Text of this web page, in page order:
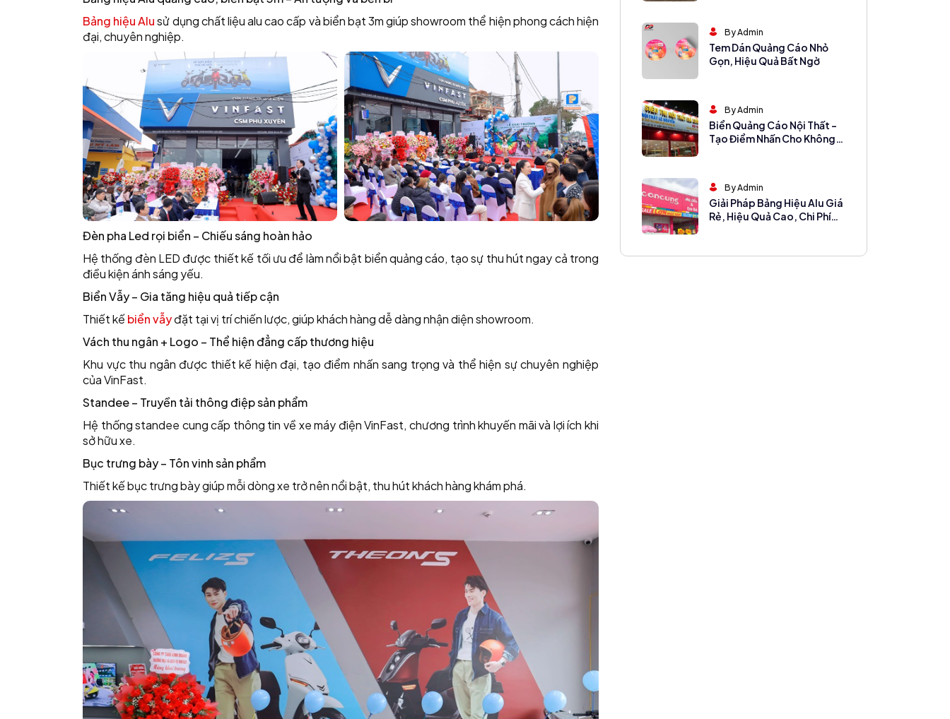
Bảng hiệu Alusử dụng chất liệu alu cao cấp và biển bạt 3m giúp showroom thể hiện phong cách hiện
đại, chuyên nghiệp.
Đèn pha Led rọi biển – Chiếu sáng hoàn hảo
Hệ thống đèn LED được thiết kế tối ưu để làm nổi bật biển quảng cáo, tạo sự thu hút ngay cả trong
điều kiện ánh sáng yếu.
Biển Vẫy – Gia tăng hiệu quả tiếp cận
Thiết kếbiển vẫyđặt tại vị trí chiến lược, giúp khách hàng dễ dàng nhận diện showroom.
Vách thu ngân + Logo – Thể hiện đẳng cấp thương hiệu
Khu vực thu ngân được thiết kế hiện đại, tạo điểm nhấn sang trọng và thể hiện sự chuyên nghiệp
của VinFast.
Standee – Truyền tải thông điệp sản phẩm
Hệ thống standee cung cấp thông tin về xe máy điện VinFast, chương trình khuyến mãi và lợi ích khi
sở hữu xe.
Bục trưng bày – Tôn vinh sản phẩm
Thiết kế bục trưng bày giúp mỗi dòng xe trở nên nổi bật, thu hút khách hàng khám phá.
By Admin
Tem Dán Quảng Cáo Nhỏ
Gọn, Hiệu Quả Bất Ngờ
By Admin
Biển Quảng Cáo Nội Thất –
Tạo Điểm Nhấn Cho Không
By Admin
Giải Pháp Bảng Hiệu Alu Giá
Rẻ, Hiệu Quả Cao, Chi Phí